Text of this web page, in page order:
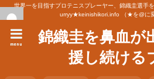
世界一を目指すプロテニスプレーヤー、錦織圭選手
urryy★keinishikori.info （★を@に変
錦織圭を鼻血が
援し続ける
menu